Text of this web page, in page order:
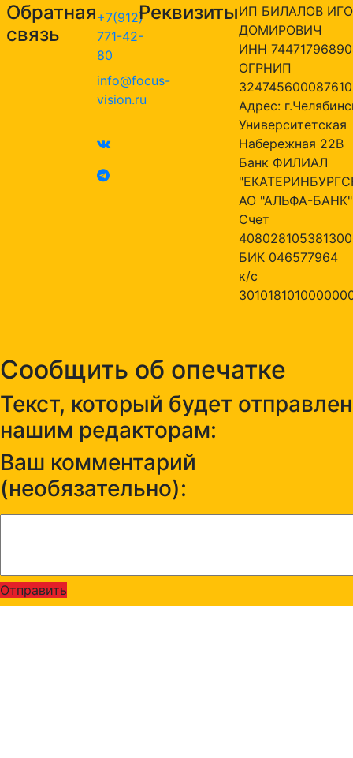
Обратная
связь
+7(912)
771-42-
80
info@focus-
vision.ru
РеквизитыИП БИЛАЛОВ
ДОМИРОВИЧ
ИНН
ОГРНИП
324745600087610
Адрес:
Университетская
Набережная 22В
Банк ФИЛИАЛ
АО "АЛЬФА-БАНК"
Счет
БИК 046577964
к/с
Сообщить об опечатке
Текст, который будет отправлен
нашим редакторам:
Ваш комментарий
(необязательно):
Отправить